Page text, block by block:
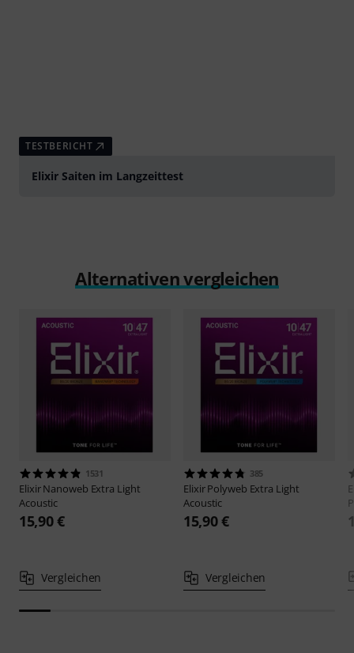
TESTBERICHT
Elixir Saiten im Langzeittest
Alternativen vergleichen
1531
ElixirNanoweb Extra Light
Acoustic
15,90 €
Vergleichen
385
ElixirPolyweb Extra Light
Acoustic
15,90 €
Vergleichen